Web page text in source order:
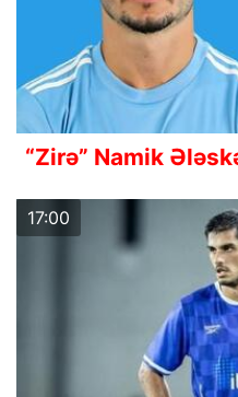
“Zirə” Namik
17:00